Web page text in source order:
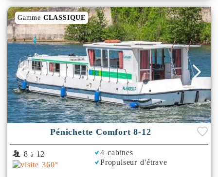
Gamme CLASSIQUE
Pénichette Comfort 8-12
8 à 12
4 cabines
Propulseur d'étrave